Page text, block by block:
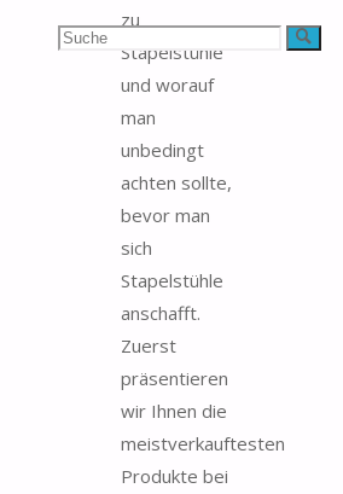
Suchen Suche
zu
Stapelstühle
und worauf
man
unbedingt
achten sollte,
bevor man
sich
Stapelstühle
anschafft.
Zuerst
präsentieren
wir Ihnen die
meistverkauftesten
Produkte bei